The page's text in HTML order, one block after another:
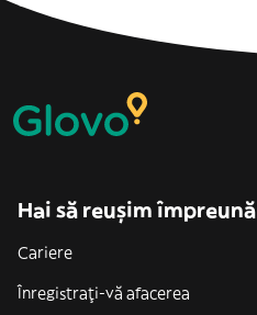
Hai să reușim împreună
Cariere
Înregistrați-vă afacerea